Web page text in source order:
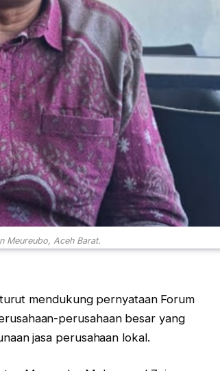
Meureubo, Aceh Barat.
mendukung pernyataan Forum
perusahaan besar yang
jasa perusahaan lokal.